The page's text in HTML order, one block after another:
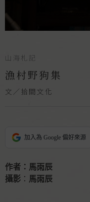
山海札記
漁村野狗集
文／拾間文化
加入為 Google 偏好來源
作者：馬雨辰
攝影 ： 馬雨辰